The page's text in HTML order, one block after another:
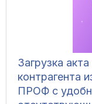
Загрузка
контрагента
ПРОФ с